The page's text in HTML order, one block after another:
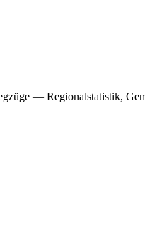
— Regionalstatistik,